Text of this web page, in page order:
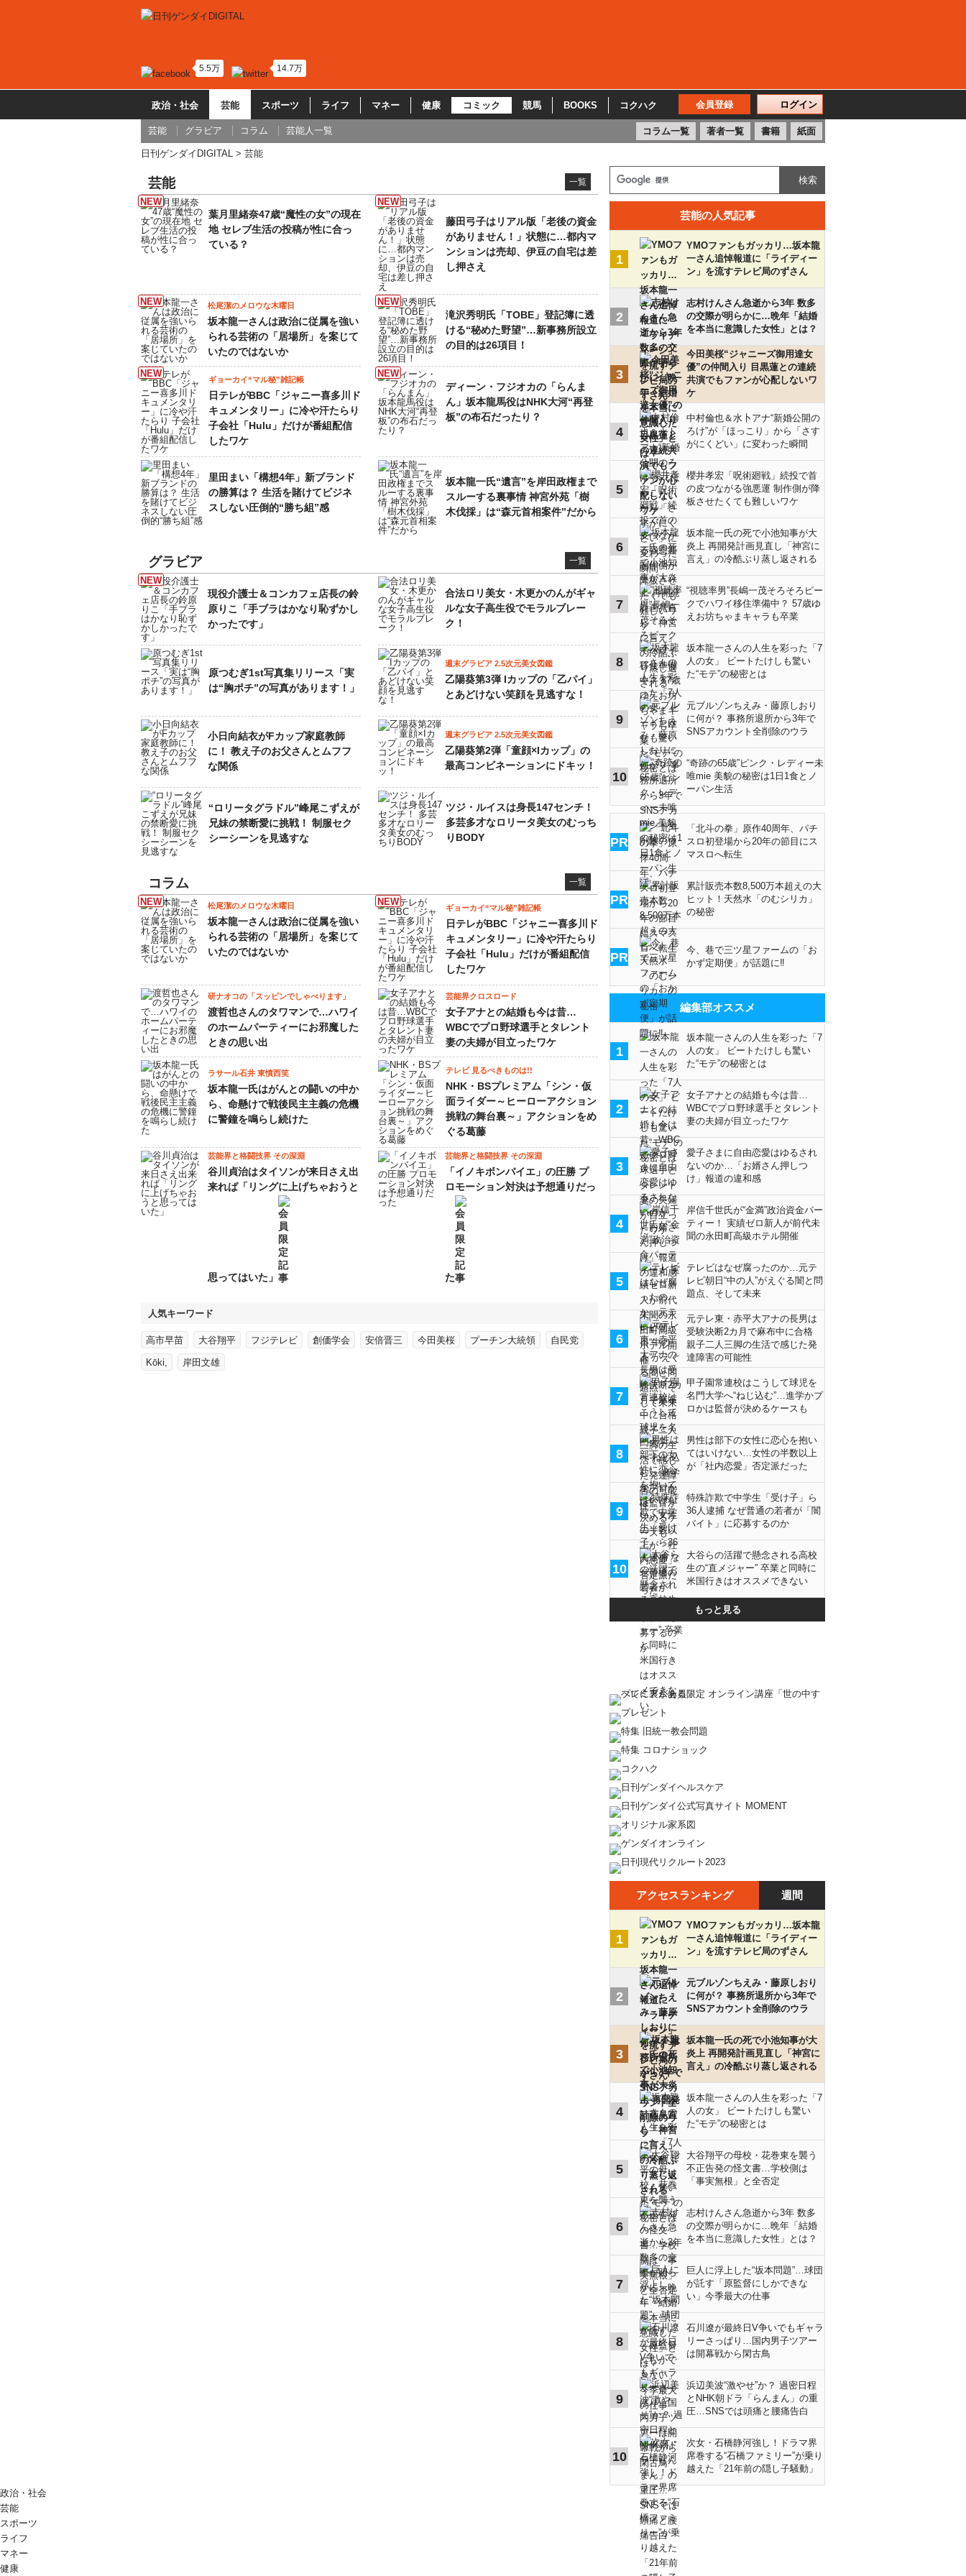
5.5万 14.7万
政治・社会 芸能 スポーツ ライフ マネー 健康 コミック 競馬 BOOKS コクハク 会員登録 ログイン
芸能 グラビア コラム 芸能人一覧 コラム一覧 著者一覧 書籍 紙面
日刊ゲンダイDIGITAL 芸能
芸能 一覧
葉月里緒奈47歳“魔性の女”の現在
地 セレブ生活の投稿が性に合っ
ている？
藤田弓子はリアル版「老後の資金
がありません！」状態に…都内マ
ンションは売却、伊豆の自宅は差
し押さえ
松尾潔のメロウな木曜日
坂本龍一さんは政治に従属を強い
られる芸術の「居場所」を案じて
いたのではないか
滝沢秀明氏「TOBE」登記簿に透
ける“秘めた野望”…新事務所設立
の目的は26項目！
ギョーカイ“マル秘”雑記帳
日テレがBBC「ジャニー喜多川ド
キュメンタリー」に冷や汗たらり
子会社「Hulu」だけが番組配信
したワケ
ディーン・フジオカの「らんま
ん」坂本龍馬役はNHK大河“再登
板”の布石だったり？
里田まい「構想4年」新ブランド
の勝算は？ 生活を賭けてビジネ
スしない圧倒的“勝ち組”感
坂本龍一氏“遺言”を岸田政権まで
スルーする裏事情 神宮外苑「樹
木伐採」は“森元首相案件”だから
グラビア 一覧
現役介護士＆コンカフェ店長の鈴
原りこ「手ブラはかなり恥ずかし
かったです」
合法ロリ美女・木更かのんがギャ
ルな女子高生役でモラルブレー
ク！
原つむぎ1st写真集リリース「実
は“胸ポチ”の写真があります！」
週末グラビア 2.5次元美女図鑑
乙陽葵第3弾 Iカップの「乙パイ」
とあどけない笑顔を見逃すな！
小日向結衣がFカップ家庭教師
に！ 教え子のお父さんとムフフ
な関係
週末グラビア 2.5次元美女図鑑
乙陽葵第2弾「童顔×Iカップ」の
最高コンビネーションにドキッ！
“ロリータグラドル”峰尾こずえが
兄妹の禁断愛に挑戦！ 制服セク
シーシーンを見逃すな
ツジ・ルイスは身長147センチ！
多芸多才なロリータ美女のむっち
りBODY
コラム 一覧
松尾潔のメロウな木曜日
坂本龍一さんは政治に従属を強い
られる芸術の「居場所」を案じて
いたのではないか
ギョーカイ“マル秘”雑記帳
日テレがBBC「ジャニー喜多川ド
キュメンタリー」に冷や汗たらり
子会社「Hulu」だけが番組配信
したワケ
研ナオコの「スッピンでしゃべります」
渡哲也さんのタワマンで…ハワイ
のホームパーティーにお邪魔した
ときの思い出
芸能界クロスロード
女子アナとの結婚も今は昔…
WBCでプロ野球選手とタレント
妻の夫婦が目立ったワケ
ラサール石井 東憤西笑
坂本龍一氏はがんとの闘いの中か
ら、命懸けで戦後民主主義の危機
に警鐘を鳴らし続けた
テレビ 見るべきものは!!
NHK・BSプレミアム「シン・仮
面ライダー～ヒーローアクション
挑戦の舞台裏～」アクションをめ
ぐる葛藤
芸能界と格闘技界 その深淵
谷川貞治はタイソンが来日さえ出
来れば「リングに上げちゃおうと
思ってはいた」
芸能界と格闘技界 その深淵
「イノキボンバイエ」の圧勝 プ
ロモーション対決は予想通りだっ
た
人気キーワード
高市早苗 大谷翔平 フジテレビ 創価学会 安倍晋三 今田美桜 プーチン大統領 自民党
Kōki, 岸田文雄
芸能の人気記事
1
YMOファンもガッカリ…坂本龍
一さん追悼報道に「ライディー
ン」を流すテレビ局のずさん
2
志村けんさん急逝から3年 数多
の交際が明らかに…晩年「結婚
を本当に意識した女性」とは？
3
今田美桜“ジャニーズ御用達女
優”の仲間入り 目黒蓮との連続
共演でもファンが心配しないワ
ケ
4
中村倫也＆水卜アナ“新婚公開の
ろけ”が「ほっこり」から「さす
がにくどい」に変わった瞬間
5
櫻井孝宏「呪術廻戦」続投で首
の皮つながる強悪運 制作側が降
板させたくても難しいワケ
6
坂本龍一氏の死で小池知事が大
炎上 再開発計画見直し「神宮に
言え」の冷酷ぶり蒸し返される
7
“視聴率男”長嶋一茂そろそろピー
クでハワイ移住準備中？ 57歳ゆ
えお坊ちゃまキャラも卒業
8
坂本龍一さんの人生を彩った「7
人の女」 ビートたけしも驚い
た“モテ”の秘密とは
9
元ブルゾンちえみ・藤原しおり
に何が？ 事務所退所から3年で
SNSアカウント全削除のウラ
10
“奇跡の65歳”ピンク・レディー未
唯mie 美貌の秘密は1日1食とノ
ーパン生活
PR
「北斗の拳」原作40周年、パチ
スロ初登場から20年の節目にス
マスロへ転生
PR
累計販売本数8,500万本超えの大
ヒット！天然水「のむシリカ」
の秘密
PR
今、巷で三ツ星ファームの「お
かず定期便」が話題に‼
編集部オススメ
1
坂本龍一さんの人生を彩った「7
人の女」 ビートたけしも驚い
た“モテ”の秘密とは
2
女子アナとの結婚も今は昔…
WBCでプロ野球選手とタレント
妻の夫婦が目立ったワケ
3
愛子さまに自由恋愛はゆるされ
ないのか…「お婿さん押しつ
け」報道の違和感
4
岸信千世氏が“金満”政治資金パー
ティー！ 実績ゼロ新人が前代未
聞の永田町高級ホテル開催
5
テレビはなぜ腐ったのか…元テ
レビ朝日“中の人”がえぐる闇と問
題点、そして未来
6
元テレ東・赤平大アナの長男は
受験決断2カ月で麻布中に合格
親子二人三脚の生活で感じた発
達障害の可能性
7
甲子園常連校はこうして球児を
名門大学へ“ねじ込む”…進学かプ
ロかは監督が決めるケースも
8
男性は部下の女性に恋心を抱い
てはいけない…女性の半数以上
が「社内恋愛」否定派だった
9
特殊詐欺で中学生「受け子」ら
36人逮捕 なぜ普通の若者が「闇
バイト」に応募するのか
10
大谷らの活躍で懸念される高校
生の“直メジャー” 卒業と同時に
米国行きはオススメできない
もっと見る
アクセスランキング 週間
1
YMOファンもガッカリ…坂本龍
一さん追悼報道に「ライディー
ン」を流すテレビ局のずさん
2
元ブルゾンちえみ・藤原しおり
に何が？ 事務所退所から3年で
SNSアカウント全削除のウラ
3
坂本龍一氏の死で小池知事が大
炎上 再開発計画見直し「神宮に
言え」の冷酷ぶり蒸し返される
4
坂本龍一さんの人生を彩った「7
人の女」 ビートたけしも驚い
た“モテ”の秘密とは
5
大谷翔平の母校・花巻東を襲う
不正告発の怪文書…学校側は
「事実無根」と全否定
6
志村けんさん急逝から3年 数多
の交際が明らかに…晩年「結婚
を本当に意識した女性」とは？
7
巨人に浮上した“坂本問題”…球団
が託す「原監督にしかできな
い」今季最大の仕事
8
石川遼が最終日V争いでもギャラ
リーさっぱり…国内男子ツアー
は開幕戦から閑古鳥
9
浜辺美波“激やせ”か？ 過密日程
とNHK朝ドラ「らんまん」の重
圧…SNSでは頭痛と腰痛告白
10
次女・石橋静河強し！ドラマ界
席巻する“石橋ファミリー”が乗り
越えた「21年前の隠し子騒動」
政治・社会
芸能
スポーツ
ライフ
マネー
健康